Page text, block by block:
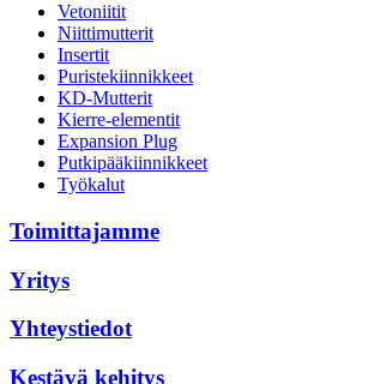
Vetoniitit
Niittimutterit
Insertit
Puristekiinnikkeet
KD-Mutterit
Kierre-elementit
Expansion Plug
Putkipääkiinnikkeet
Työkalut
Toimittajamme
Yritys
Yhteystiedot
Kestävä kehitys